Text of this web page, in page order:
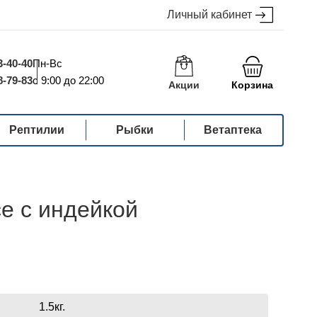
Личный кабинет
40-40
79-83
Пн-Вс
с 9:00 до 22:00
Акции Корзина
Рептилии Рыбки Ветаптека
с индейкой
1.5кг.